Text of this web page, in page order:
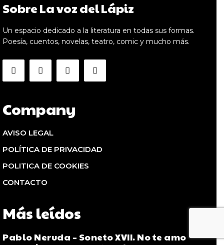
Sobre La voz del Lápiz
Un espacio dedicado a la literatura en todas sus formas.
Poesía, cuentos, novelas, teatro, comic y mucho más.
Company
AVISO LEGAL
POLÍTICA DE PRIVACIDAD
POLITICA DE COOKIES
CONTACTO
Más leídos
Pablo Neruda – Soneto XVII. No te amo